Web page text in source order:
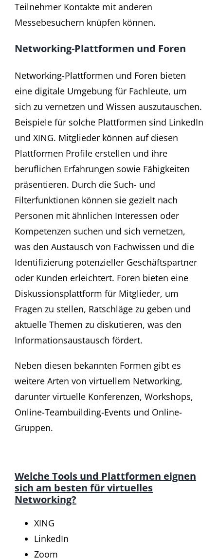
Teilnehmer Kontakte mit anderen
Messebesuchern knüpfen können.
Networking-Plattformen und Foren
Networking-Plattformen und Foren bieten
eine digitale Umgebung für Fachleute, um
sich zu vernetzen und Wissen auszutauschen.
Beispiele für solche Plattformen sind LinkedIn
und XING. Mitglieder können auf diesen
Plattformen Profile erstellen und ihre
beruflichen Erfahrungen sowie Fähigkeiten
präsentieren. Durch die Such- und
Filterfunktionen können sie gezielt nach
Personen mit ähnlichen Interessen oder
Kompetenzen suchen und sich vernetzen,
was den Austausch von Fachwissen und die
Identifizierung potenzieller Geschäftspartner
oder Kunden erleichtert. Foren bieten eine
Diskussionsplattform für Mitglieder, um
Fragen zu stellen, Ratschläge zu geben und
aktuelle Themen zu diskutieren, was den
Informationsaustausch fördert.
Neben diesen bekannten Formen gibt es
weitere Arten von virtuellem Networking,
darunter virtuelle Konferenzen, Workshops,
Online-Teambuilding-Events und Online-
Gruppen.
Welche Tools und Plattformen eignen
sich am besten für virtuelles
Networking?
XING
LinkedIn
Zoom